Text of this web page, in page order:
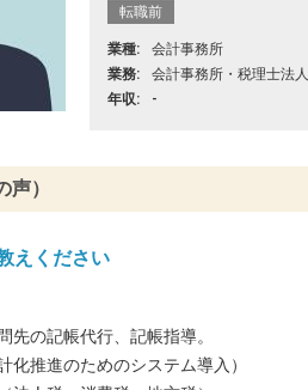
転職前
業種
会計事務所
業務
会計事務所・税理士法人
年収
-
）
えください
先の記帳代行、記帳指導。
化推進のためのシステム導入）